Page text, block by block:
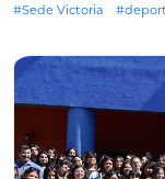
#Sede Victoria